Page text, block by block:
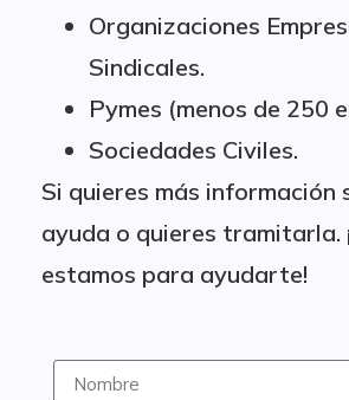
Organizaciones
Sindicales.
Pymes (menos de 250
Sociedades Civiles.
Si quieres más información
ayuda o quieres tramitarla.
estamos para ayudarte!